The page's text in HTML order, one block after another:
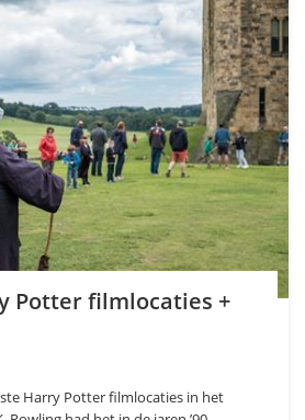
Potter filmlocaties +
Harry Potter filmlocaties in het